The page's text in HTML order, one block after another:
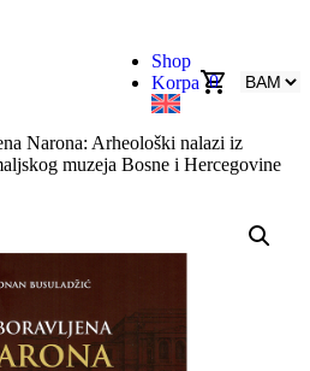
Shop
Korpa 0
Narona: Arheološki nalazi iz
muzeja Bosne i Hercegovine